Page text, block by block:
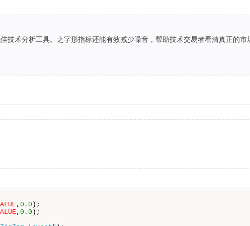
技术分析工具。之字形指标还能有效减少噪音，帮助技术交易者看清真正的市
, 0.0 );
, 0.0